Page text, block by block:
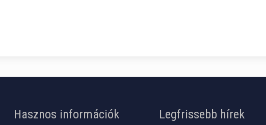
Hasznos információk Legfrissebb hírek